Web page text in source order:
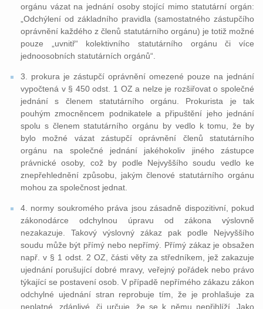
orgánu vázat na jednání osoby stojící mimo statutární orgán:
„Odchýlení od základního pravidla (samostatného zástupčího
oprávnění každého z členů statutárního orgánu) je totiž možné
pouze „uvnitř“ kolektivního statutárního orgánu či více
jednoosobních statutárních orgánů“.
3. prokura je zástupčí oprávnění omezené pouze na jednání
vypočtená v § 450 odst. 1 OZ a nelze je rozšiřovat o společné
jednání s členem statutárního orgánu. Prokurista je tak
pouhým zmocněncem podnikatele a připuštění jeho jednání
spolu s členem statutárního orgánu by vedlo k tomu, že by
bylo možné vázat zástupčí oprávnění členů statutárního
orgánu na společné jednání jakéhokoliv jiného zástupce
právnické osoby, což by podle Nejvyššího soudu vedlo ke
znepřehlednění způsobu, jakým členové statutárního orgánu
mohou za společnost jednat.
4. normy soukromého práva jsou zásadně dispozitivní, pokud
zákonodárce odchylnou úpravu od zákona výslovně
nezakazuje. Takový výslovný zákaz pak podle Nejvyššího
soudu může být přímý nebo nepřímý. Přímý zákaz je obsažen
např. v § 1 odst. 2 OZ, části věty za středníkem, jež zakazuje
ujednání porušující dobré mravy, veřejný pořádek nebo právo
týkající se postavení osob. V případě nepřímého zákazu zákon
odchylné ujednání stran reprobuje tím, že je prohlašuje za
neplatné, zdánlivé, či určuje, že se k němu nepřihlíží. Jako